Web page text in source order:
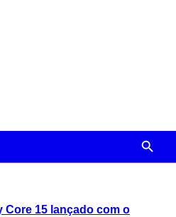
Core 15 lançado com o